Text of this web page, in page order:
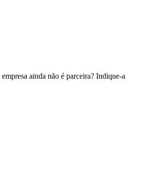
ainda não é parceira? Indique-a